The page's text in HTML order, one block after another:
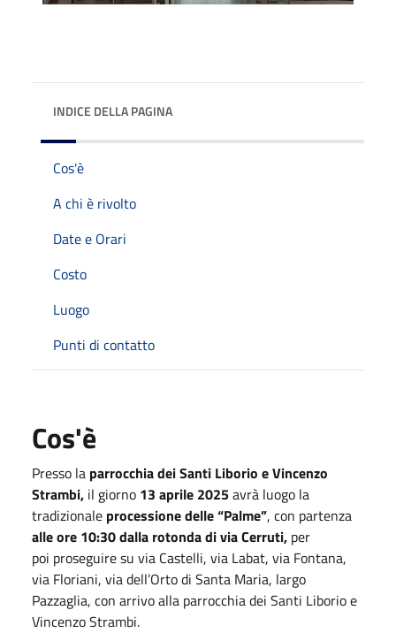
INDICE DELLA PAGINA
Cos'è
A chi è rivolto
Date e Orari
Costo
Luogo
Punti di contatto
Cos'è
Presso la parrocchia dei Santi Liborio e Vincenzo
Strambi, il giorno 13 aprile 2025avrà luogo la
tradizionale processione delle “Palme”, con partenza
alle ore 10:30 dalla rotonda di via Cerruti, per
poi proseguire su via Castelli, via Labat, via Fontana,
via Floriani, via dell’Orto di Santa Maria, largo
Pazzaglia, con arrivo alla parrocchia dei Santi Liborio e
Vincenzo Strambi.